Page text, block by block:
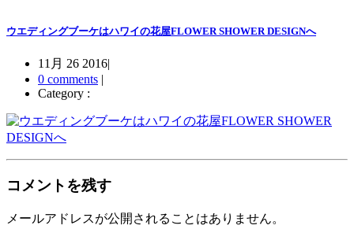
ウエディングブーケはハワイの花屋FLOWER SHOWER DESIGNへ
11月 26 2016|
0 comments |
Category :
コメントを残す
メールアドレスが公開されることはありません。